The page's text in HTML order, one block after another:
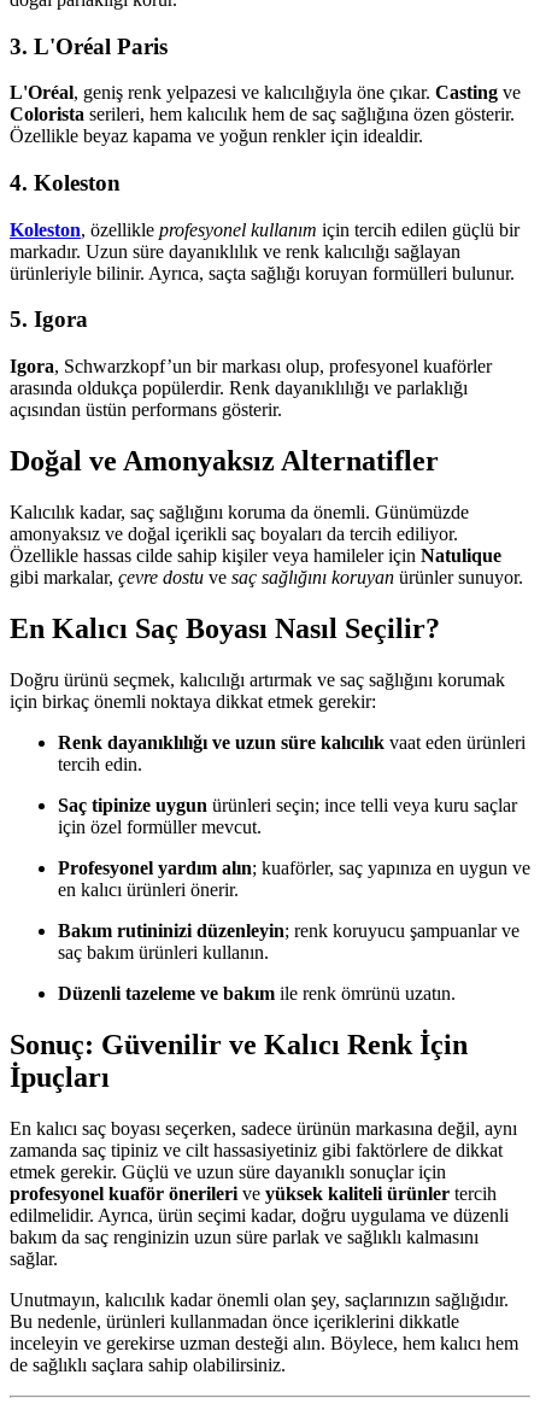
3. L'Oréal Paris
L'Oréal, geniş renk yelpazesi ve kalıcılığıyla öne çıkar. Casting ve
Colorista serileri, hem kalıcılık hem de saç sağlığına özen gösterir.
Özellikle beyaz kapama ve yoğun renkler için idealdir.
4. Koleston
Koleston, özellikle profesyonel kullanım için tercih edilen güçlü bir
markadır. Uzun süre dayanıklılık ve renk kalıcılığı sağlayan
ürünleriyle bilinir. Ayrıca, saçta sağlığı koruyan formülleri bulunur.
5. Igora
Igora, Schwarzkopf’un bir markası olup, profesyonel kuaförler
arasında oldukça popülerdir. Renk dayanıklılığı ve parlaklığı
açısından üstün performans gösterir.
Doğal ve Amonyaksız Alternatifler
Kalıcılık kadar, saç sağlığını koruma da önemli. Günümüzde
amonyaksız ve doğal içerikli saç boyaları da tercih ediliyor.
Özellikle hassas cilde sahip kişiler veya hamileler için Natulique
gibi markalar, çevre dostu ve saç sağlığını koruyan ürünler sunuyor.
En Kalıcı Saç Boyası Nasıl Seçilir?
Doğru ürünü seçmek, kalıcılığı artırmak ve saç sağlığını korumak
için birkaç önemli noktaya dikkat etmek gerekir:
Renk dayanıklılığı ve uzun süre kalıcılık vaat eden ürünleri
tercih edin.
Saç tipinize uygun ürünleri seçin; ince telli veya kuru saçlar
için özel formüller mevcut.
Profesyonel yardım alın; kuaförler, saç yapınıza en uygun ve
en kalıcı ürünleri önerir.
Bakım rutininizi düzenleyin; renk koruyucu şampuanlar ve
saç bakım ürünleri kullanın.
Düzenli tazeleme ve bakım ile renk ömrünü uzatın.
Sonuç: Güvenilir ve Kalıcı Renk İçin
İpuçları
En kalıcı saç boyası seçerken, sadece ürünün markasına değil, aynı
zamanda saç tipiniz ve cilt hassasiyetiniz gibi faktörlere de dikkat
etmek gerekir. Güçlü ve uzun süre dayanıklı sonuçlar için
profesyonel kuaför önerileri ve yüksek kaliteli ürünler tercih
edilmelidir. Ayrıca, ürün seçimi kadar, doğru uygulama ve düzenli
bakım da saç renginizin uzun süre parlak ve sağlıklı kalmasını
sağlar.
Unutmayın, kalıcılık kadar önemli olan şey, saçlarınızın sağlığıdır.
Bu nedenle, ürünleri kullanmadan önce içeriklerini dikkatle
inceleyin ve gerekirse uzman desteği alın. Böylece, hem kalıcı hem
de sağlıklı saçlara sahip olabilirsiniz.